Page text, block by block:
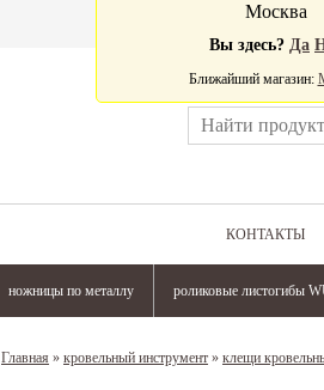
КОНТАКТЫ
ножницы по металлу роликовые листогибы
Москва
Вы здесь? Да
Ближайший магазин:
Главная » кровельный инструмент » клещи